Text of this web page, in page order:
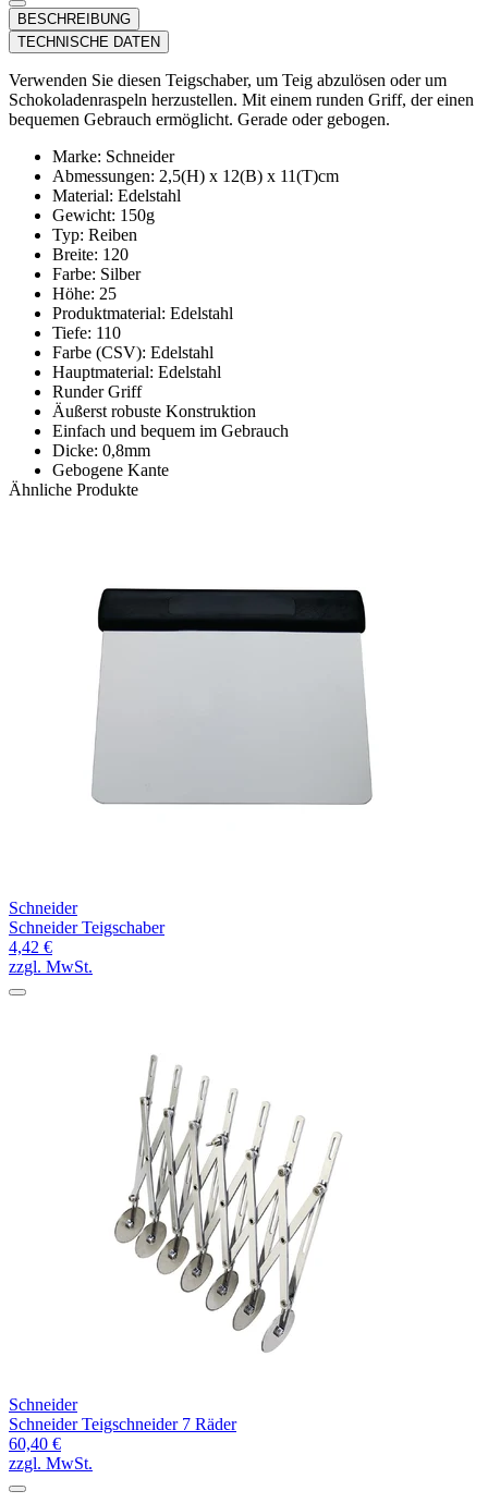
BESCHREIBUNG
TECHNISCHE DATEN
Verwenden Sie diesen Teigschaber, um Teig abzulösen oder um
Schokoladenraspeln herzustellen. Mit einem runden Griff, der einen
bequemen Gebrauch ermöglicht. Gerade oder gebogen.
Marke: Schneider
Abmessungen: 2,5(H) x 12(B) x 11(T)cm
Material: Edelstahl
Gewicht: 150g
Typ: Reiben
Breite: 120
Farbe: Silber
Höhe: 25
Produktmaterial: Edelstahl
Tiefe: 110
Farbe (CSV): Edelstahl
Hauptmaterial: Edelstahl
Runder Griff
Äußerst robuste Konstruktion
Einfach und bequem im Gebrauch
Dicke: 0,8mm
Gebogene Kante
Ähnliche Produkte
Schneider
Schneider Teigschaber
4,42 €
zzgl. MwSt.
Schneider
Schneider Teigschneider 7 Räder
60,40 €
zzgl. MwSt.